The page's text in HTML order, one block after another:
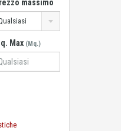
massimo
Max (Mq.)